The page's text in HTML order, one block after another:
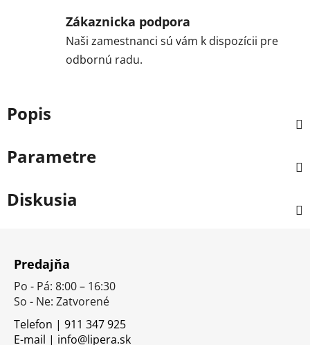
Zákaznicka podpora
Naši zamestnanci sú vám k dispozícii pre
odbornú radu.
Popis
Parametre
Diskusia
Predajňa
Po - Pá: 8:00 – 16:30
So - Ne: Zatvorené
Telefon | 911 347 925
E-mail | info@lipera.sk